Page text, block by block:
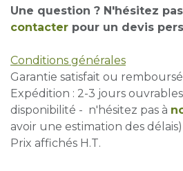
Une question ? N'hésitez
contacter pour un devis
Conditions générales
Garantie satisfait ou
Expédition : 2-3 jours
disponibilité - n'hésitez pas à
avoir une estimation des délais)
Prix affichés H.T.